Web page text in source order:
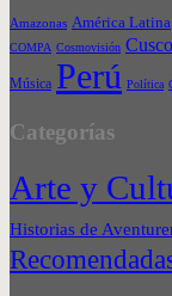
Amazonas América Latina
COMPA Cosmovisión Cusco
Música Perú Política
Categorías
Arte y
Historias de